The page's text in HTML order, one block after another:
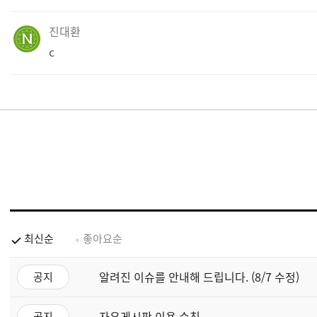
진대환
c
최신순 좋아요순
공지 알려진 이슈를 안내해 드립니다. (8/7 수정)